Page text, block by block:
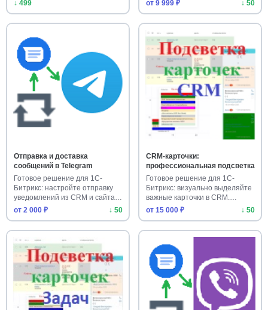
↓ 499 от 9 999 ₽ ↓ 50
Отправка и доставка
сообщений в Telegram
Готовое решение для 1С-
Битрикс: настройте отправку
уведомлений из CRM и сайта в
…
от 2 000 ₽ ↓ 50
CRM-карточки:
профессиональная подсветка
Готовое решение для 1С-
Битрикс: визуально выделяйте
важные карточки в CRM.
Устан…
от 15 000 ₽ ↓ 50